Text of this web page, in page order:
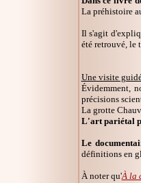
La préhistoire
Il s'agit
été retrouvé, le
Une visite
Évidemment,
précisions
La grotte
L'art pariétal
Le
définitions en
À noter qu'À la